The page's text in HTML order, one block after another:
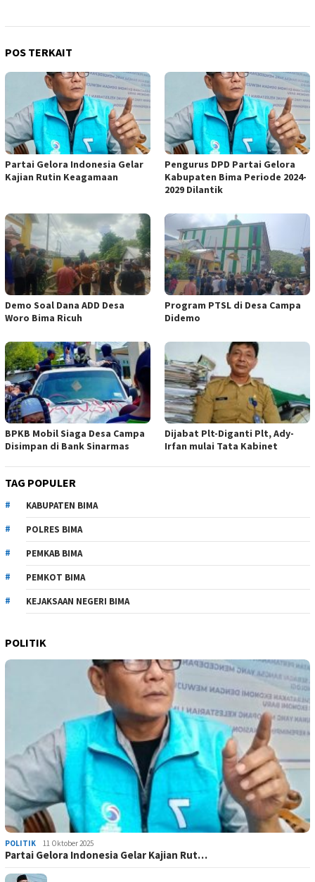
POS TERKAIT
Partai Gelora Indonesia Gelar
Kajian Rutin Keagamaan
Pengurus DPD Partai Gelora
Kabupaten Bima Periode 2024-
2029 Dilantik
Demo Soal Dana ADD Desa
Woro Bima Ricuh
Program PTSL di Desa Campa
Didemo
BPKB Mobil Siaga Desa Campa
Disimpan di Bank Sinarmas
Dijabat Plt-Diganti Plt, Ady-
Irfan mulai Tata Kabinet
TAG POPULER
KABUPATEN BIMA
POLRES BIMA
PEMKAB BIMA
PEMKOT BIMA
KEJAKSAAN NEGERI BIMA
POLITIK
POLITIK 11 Oktober 2025
Partai Gelora Indonesia Gelar Kajian Rut…